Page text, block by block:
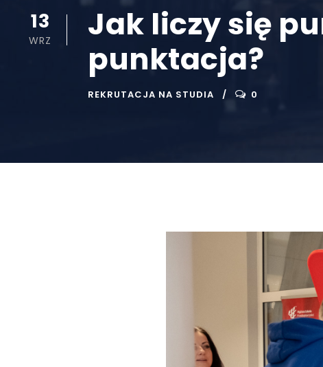
13
WRZ
Jak liczy się
punktacja?
REKRUTACJA NA STUDIA 0